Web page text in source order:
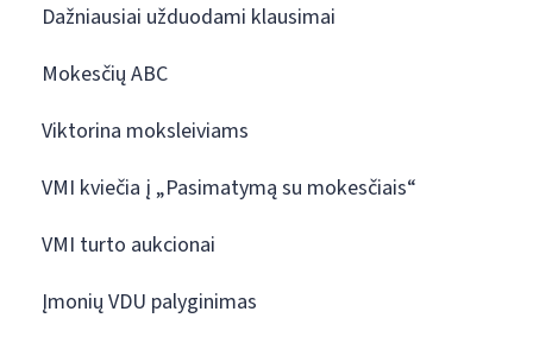
Dažniausiai užduodami klausimai
Mokesčių ABC
Viktorina moksleiviams
VMI kviečia į „Pasimatymą su mokesčiais“
VMI turto aukcionai
Įmonių VDU palyginimas